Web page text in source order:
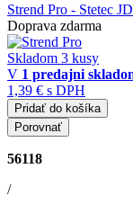
Strend Pro - Stetec
Doprava zdarma
Skladom 3 kusy
V 1 predajni
1,39 € s DPH
Pridať do košíka
Porovnať
56118
/